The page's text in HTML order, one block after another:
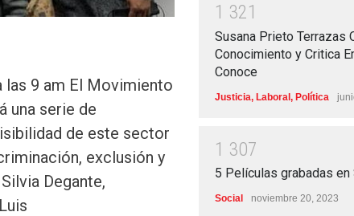
las 9 am El Movimiento
una serie de
de este sector
exclusión y
Degante,
1 321
Susana Prieto Terrazas
Conocimiento y Critica
Conoce
Justicia, Laboral , Política
1 307
5 Películas grabadas
Social noviembre 20, 2023